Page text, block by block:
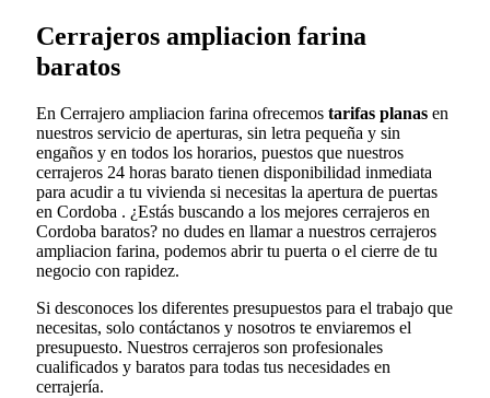
Cerrajeros ampliacion farina
baratos
En Cerrajero ampliacion farina ofrecemos tarifas planas en
nuestros servicio de aperturas, sin letra pequeña y sin
engaños y en todos los horarios, puestos que nuestros
cerrajeros 24 horas barato tienen disponibilidad inmediata
para acudir a tu vivienda si necesitas la apertura de puertas
en Cordoba . ¿Estás buscando a los mejores cerrajeros en
Cordoba baratos? no dudes en llamar a nuestros cerrajeros
ampliacion farina, podemos abrir tu puerta o el cierre de tu
negocio con rapidez.
Si desconoces los diferentes presupuestos para el trabajo que
necesitas, solo contáctanos y nosotros te enviaremos el
presupuesto. Nuestros cerrajeros son profesionales
cualificados y baratos para todas tus necesidades en
cerrajería.